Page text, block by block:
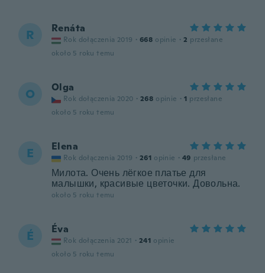
R Renáta
Rok dołączenia 2019 · 668 opinie · 2 przesłane
około 5 roku temu
O Olga
Rok dołączenia 2020 · 268 opinie · 1 przesłane
około 5 roku temu
E Elena
Rok dołączenia 2019 · 261 opinie · 49 przesłane
Милота. Очень лёгкое платье для
малышки, красивые цветочки. Довольна.
około 5 roku temu
É Éva
Rok dołączenia 2021 · 241 opinie
około 5 roku temu